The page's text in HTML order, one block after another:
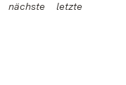
nächste letzte